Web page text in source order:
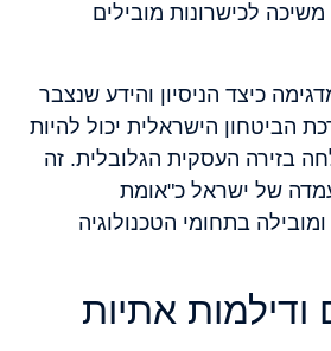
משיכה לכישרונות מובילים
כיצד הניסיון והידע שנצבר
הביטחון הישראלית יכול להיות
בזירה העסקית הגלובלית. זה
של ישראל כ"אומת
בתחומי הטכנולוגיה
ודילמות אתיות